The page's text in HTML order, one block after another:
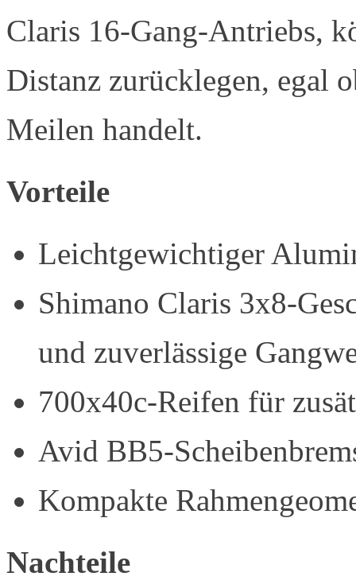
Claris 16-Gang-Antriebs,
Distanz zurücklegen, egal
Meilen handelt.
Vorteile
Leichtgewichtiger
Shimano Claris 3x8-
und zuverlässige
700x40c-Reifen für
Avid BB5-
Kompakte
Nachteile